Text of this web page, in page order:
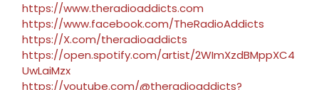
https://www.theradioaddicts.com
https://www.facebook.com/TheRadioAddicts
https://X.com/theradioaddicts
https://open.spotify.com/artist/2WImXzdBMppXC4
UwLaiMzx
https://youtube.com/@theradioaddicts?